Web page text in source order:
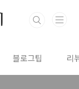
블로그팁 리